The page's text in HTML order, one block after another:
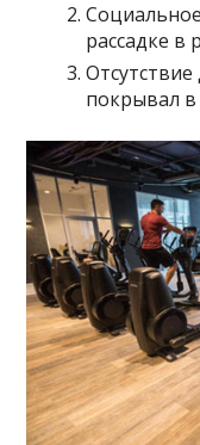
рассадке в
покрывал в